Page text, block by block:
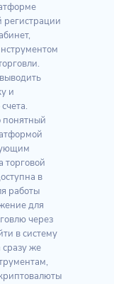
и
понятный
торговой
в
работы
для
через
в систему
же